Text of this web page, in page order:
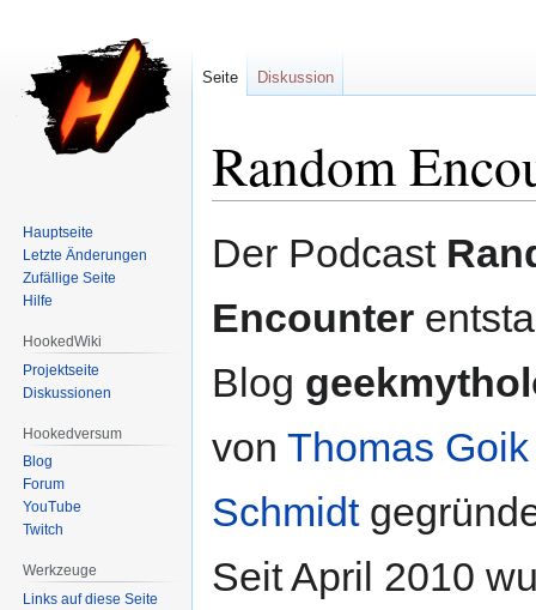
Random
Navigation
Suche
Der Podcast
Encounter
Blog
von Thomas Goik
Schmidt
Seit April 2010
Seite Diskussion
Hauptseite
Letzte Änderungen
Zufällige Seite
Hilfe
HookedWiki
Projektseite
Diskussionen
Hookedversum
Blog
Forum
YouTube
Twitch
Werkzeuge
Links auf diese Seite